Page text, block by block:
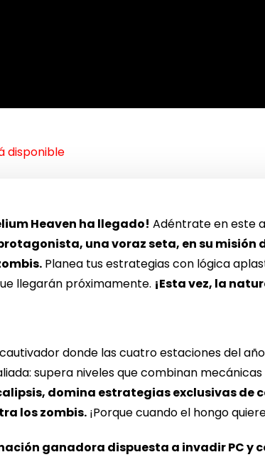
disponible
Heaven ha llegado! Adéntrate en este
una voraz seta, en su misión
Planea tus estrategias con lógica
llegarán próximamente. ¡Esta vez, la
donde las cuatro estaciones del
supera niveles que combinan
domina estrategias exclusivas de
los zombis. ¡Porque cuando el hongo
ganadora dispuesta a invadir PC y